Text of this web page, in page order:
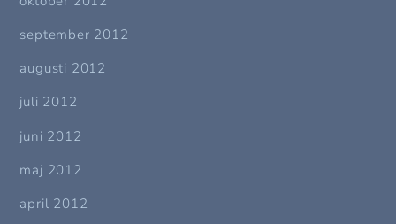
september 2012
augusti 2012
juli 2012
juni 2012
maj 2012
april 2012